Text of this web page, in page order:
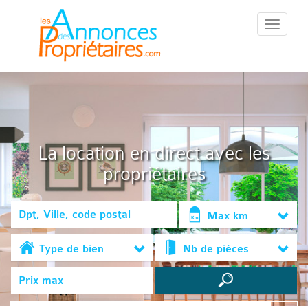
::Menu::
La location en direct avec les
propriétaires
Max km
Type de bien Nb de pièces